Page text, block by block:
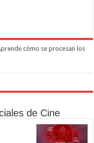
cómo se procesan los
de Cine